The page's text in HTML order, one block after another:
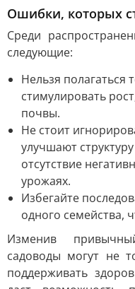
Ошибки, которых
Среди
следующие:
Нельзя полагаться
стимулировать
почвы.
Не стоит
улучшают
отсутствие
урожаях.
Избегайте
одного семейства,
Изменив
садоводы могут не
поддерживать